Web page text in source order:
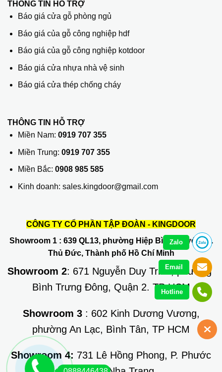
THÔNG TIN HỖ TRỢ
Báo giá cửa gỗ phòng ngủ
Báo giá của gỗ công nghiệp hdf
Báo giá của gỗ công nghiệp kotdoor
Báo giá cửa nhựa nhà vệ sinh
Báo giá cửa thép chống cháy
THÔNG TIN HỖ TRỢ
Miền Nam: 0919 707 355
Miền Trung: 0919 707 355
Miền Bắc: 0908 985 585
Kinh doanh: sales.kingdoor@gmail.com
CÔNG TY CỔ PHẦN TẬP ĐOÀN - KINGDOOR
Showroom 1: 639 QL13, phường Hiệp Bình Phước, Q.
Thủ Đức, Thành phố Hồ Chí Minh
Showroom 2: 671 Nguyễn Duy Trinh, phường
Bình Trưng Đông, Quận 2. TP HCM
Showroom 3: 602 Kinh Dương Vương,
phường An Lạc, Bình Tân, TP HCM
Showroom 4: 731 Lê Hồng Phong, P. Phước
Zalo
Email
Hotline